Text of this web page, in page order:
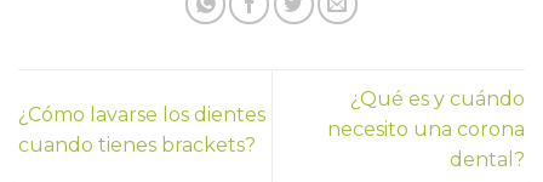
¿Cómo lavarse los dientes
cuando tienes brackets?
¿Qué es y cuándo
necesito una corona
dental?